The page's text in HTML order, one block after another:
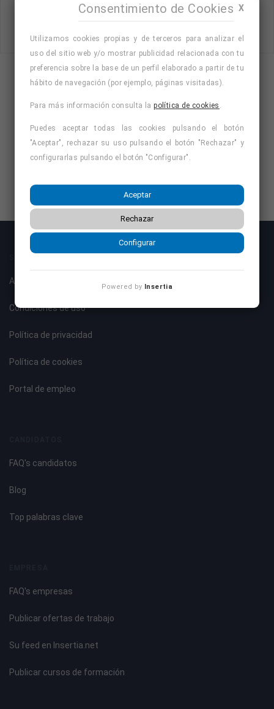
Aviso legal
Condiciones de uso
Política de privacidad
Política de cookies
Portal de empleo
FAQ's candidatos
Blog
Top palabras clave
FAQ's empresas
Publicar ofertas de trabajo
Su feed en Insertia.net
Publicar cursos de formación
X
Consentimiento de Cookies
Utilizamos cookies propias y de terceros para analizar el
uso del sitio web y/o mostrar publicidad relacionada con tu
preferencia sobre la base de un perfil elaborado a partir de tu
hábito de navegación (por ejemplo, páginas visitadas).
Para más información consulta lapolítica de cookies
Puedes aceptar todas las cookies pulsando el botón
"Aceptar", rechazar su uso pulsando el botón "Rechazar" y
configurarlas pulsando el botón "Configurar".
Aceptar
Rechazar
Configurar
Powered by Insertia